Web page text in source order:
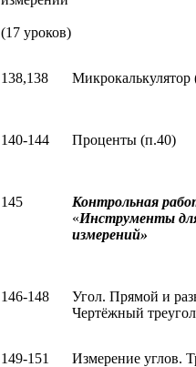
(17 уроков)
138,138 Микрокалькулятор
140-144 Проценты (п.40)
145
Контрольная
«Инструменты
измерений»
146-148
Угол. Прямой и
Чертёжный
149-151 Измерение углов.